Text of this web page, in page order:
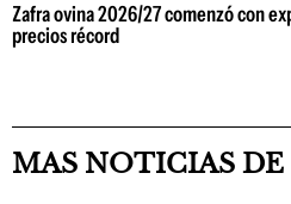
Zafra ovina 2026/27 comenzó con
precios récord
MAS NOTICIAS